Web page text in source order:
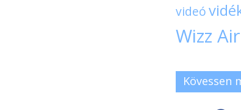
videó
Wizz Air
Kövessen